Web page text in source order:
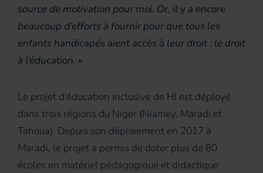
source de motivation pour moi. Or, il y a encore
beaucoup d’efforts à fournir pour que tous les
enfants handicapés aient accès à leur droit : le droit
à l’éducation. »
Le projet d’éducation inclusive de HI est déployé
dans trois régions du Niger (Niamey, Maradi et
Tahoua). Depuis son déploiement en 2017 à
Maradi, le projet a permis de doter plus de 80
écoles en matériel pédagogique et didactique